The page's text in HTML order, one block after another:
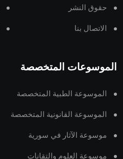
حقوق النشر
الاتصال بنا
الموسوعات المتخصصة
الموسوعة الطبية المتخصصة
الموسوعة القانونية المتخصصة
موسوعة الآثار في سورية
موسوعة العلوم والتقانات